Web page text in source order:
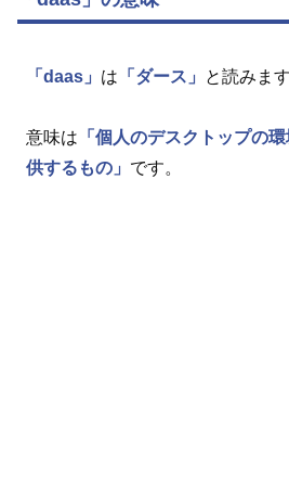
「daas」 は 「ダース」 と読みます
意味は 「個人のデスクトップの
供するもの」 です。